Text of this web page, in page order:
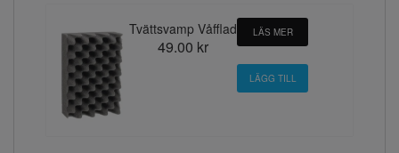
Tvättsvamp Våfflad
49.00 kr
LÄS MER